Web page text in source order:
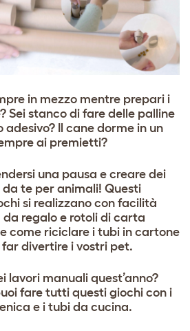
in mezzo mentre prepari i
Sei stanco di fare delle palline
adesivo? Il cane dorme in un
ai premietti?
una pausa e creare dei
te per animali! Questi
si realizzano con facilità
regalo e rotoli di carta
come riciclare i tubi in cartone
divertire i vostri pet.
lavori manuali quest’anno?
fare tutti questi giochi con i
e i tubi da cucina.